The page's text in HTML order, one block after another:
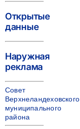
Открытые
данные
Наружная
реклама
Совет
Верхнеландеховского
муниципального
района